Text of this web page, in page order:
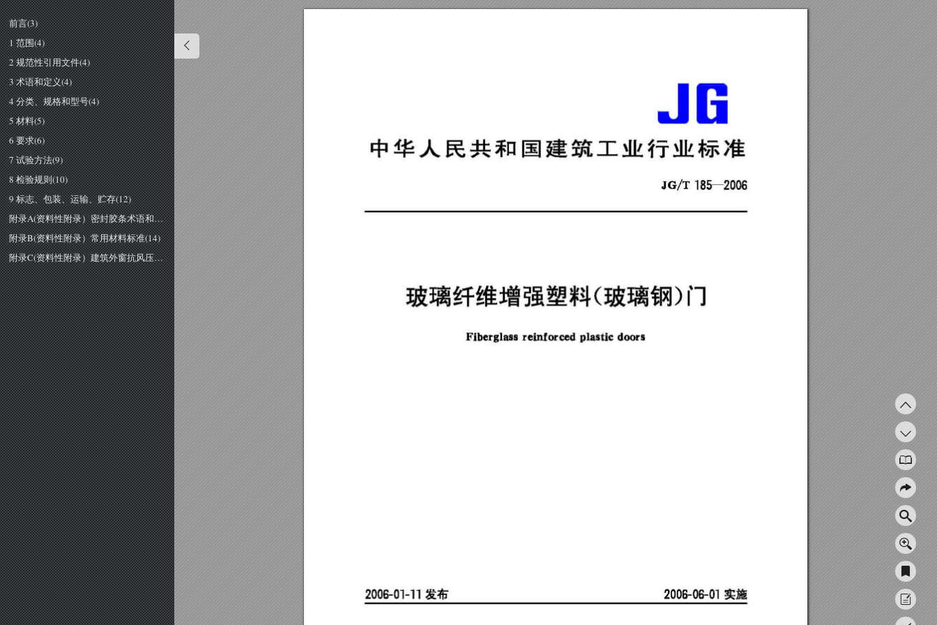
前言(3)
1 范围(4)
2 规范性引用文件(4)
3 术语和定义(4)
4 分类、规格和型号(4)
5 材料(5)
6 要求(6)
7 试验方法(9)
8 检验规则(10)
9 标志、包装、运输、贮存(12)
附录A(资料性附录）密封胶条术语和要求(13)
附录B(资料性附录）常用材料标准(14)
附录C(资料性附录）建筑外窗抗风压强度、挠度计算方法(15)
中华人民共和国建筑工业行业标准
玻璃纤维增强塑料(玻璃钢〉门
2006-01-11 发布 200 6- 06-01 实施